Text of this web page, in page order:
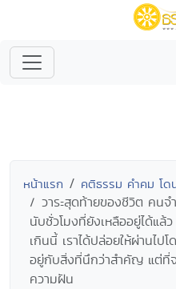
หน้าแรก คติธรรม คำคม โด
วาระสุดท้ายของชีวิต คน
นับชั่วโมงที่ยังเหลืออยู่ได้แล้
เกินนี้ เราได้ปล่อยให้ผ่านไป
อยู่กับสิ่งที่นึกว่าสำคัญ แต่ที่
ความฝัน